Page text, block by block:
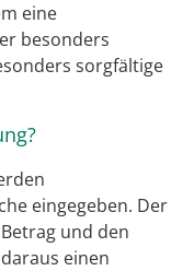
eine
besonders
sorgfältige
eingegeben. Der
und den
einen